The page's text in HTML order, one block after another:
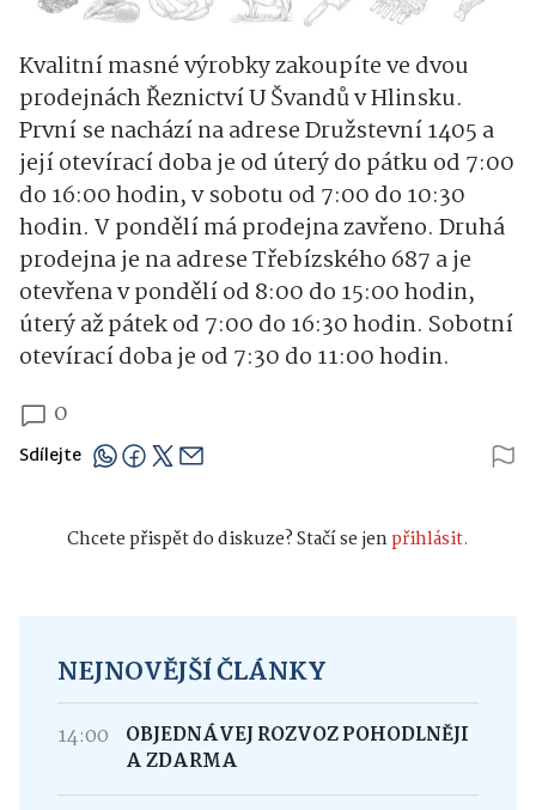
Kvalitní masné výrobky zakoupíte ve dvou
prodejnách Řeznictví U Švandů v Hlinsku.
První se nachází na adrese Družstevní 1405 a
její otevírací doba je od úterý do pátku od 7:00
do 16:00 hodin, v sobotu od 7:00 do 10:30
hodin. V pondělí má prodejna zavřeno. Druhá
prodejna je na adrese Třebízského 687 a je
otevřena v pondělí od 8:00 do 15:00 hodin,
úterý až pátek od 7:00 do 16:30 hodin. Sobotní
otevírací doba je od 7:30 do 11:00 hodin.
0
Sdílejte
Chcete přispět do diskuze? Stačí se jenpřihlásit.
NEJNOVĚJŠÍ ČLÁNKY
14:00
OBJEDNÁVEJ ROZVOZ POHODLNĚJI
A ZDARMA